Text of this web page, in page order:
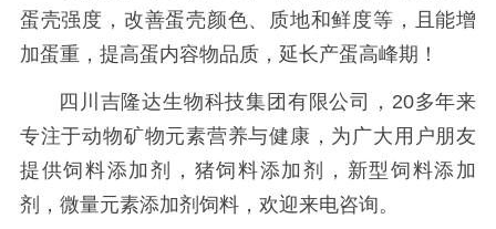
蛋壳强度，改善蛋壳颜色、质地和鲜度等，且能增
加蛋重，提高蛋内容物品质，延长产蛋高峰期！
四川吉隆达生物科技集团有限公司，20多年来
专注于动物矿物元素营养与健康，为广大用户朋友
提供饲料添加剂，猪饲料添加剂，新型饲料添加
剂，微量元素添加剂饲料，欢迎来电咨询。